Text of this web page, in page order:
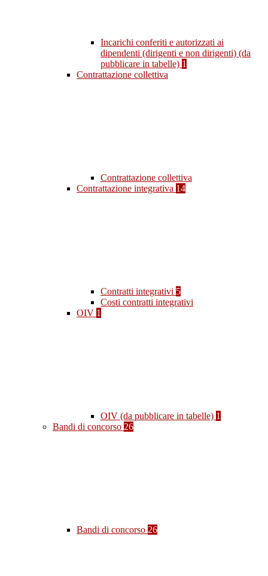
Incarichi conferiti e autorizzati ai
dipendenti (dirigenti e non dirigenti) (da
pubblicare in tabelle) 1
Contrattazione collettiva
Contrattazione collettiva
Contrattazione integrativa 14
Contratti integrativi 5
Costi contratti integrativi
OIV 1
OIV (da pubblicare in tabelle) 1
Bandi di concorso 26
Bandi di concorso 26